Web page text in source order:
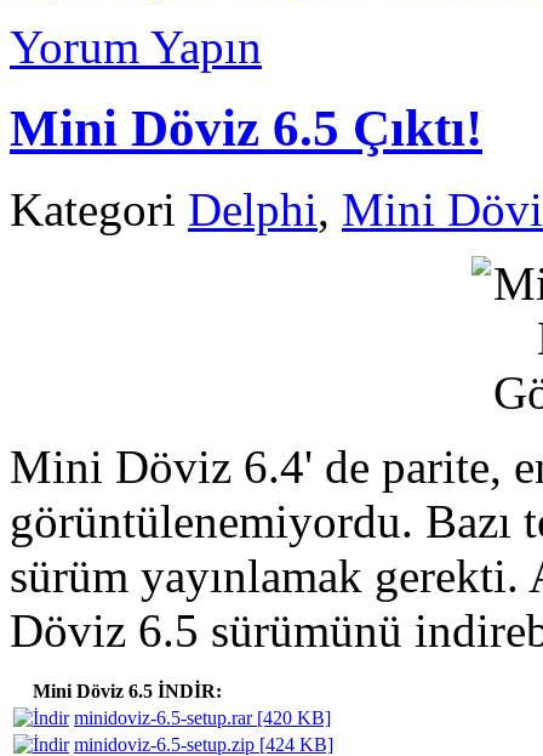
Yorum Yapın
Mini Döviz 6.5 Çıktı!
Kategori Delphi, Mini
Mini Döviz 6.4' de parite,
görüntülenemiyordu.
sürüm yayınlamak gerekti.
Döviz 6.5 sürümünü
Mini Döviz 6.5 İNDİR:
minidoviz-6.5-setup.rar [420 KB]
minidoviz-6.5-setup.zip [424 KB]